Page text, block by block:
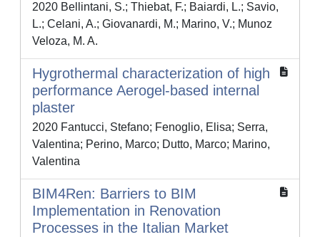
2020 Bellintani, S.; Thiebat, F.; Baiardi, L.; Savio,
L.; Celani, A.; Giovanardi, M.; Marino, V.; Munoz
Veloza, M. A.
Hygrothermal characterization of high
performance Aerogel-based internal
plaster
2020 Fantucci, Stefano; Fenoglio, Elisa; Serra,
Valentina; Perino, Marco; Dutto, Marco; Marino,
Valentina
BIM4Ren: Barriers to BIM
Implementation in Renovation
Processes in the Italian Market